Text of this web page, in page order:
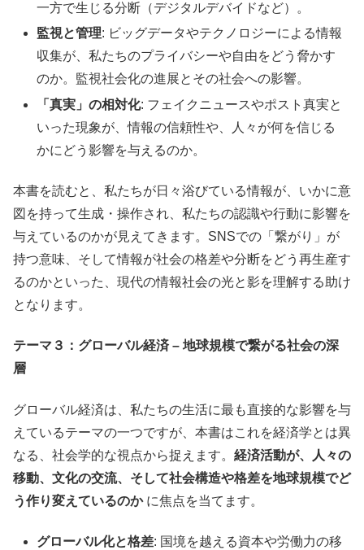
一方で生じる分断（デジタルデバイドなど）。
監視と管理: ビッグデータやテクノロジーによる情報
収集が、私たちのプライバシーや自由をどう脅かす
のか。監視社会化の進展とその社会への影響。
「真実」の相対化: フェイクニュースやポスト真実と
いった現象が、情報の信頼性や、人々が何を信じる
かにどう影響を与えるのか。
本書を読むと、私たちが日々浴びている情報が、いかに意
図を持って生成・操作され、私たちの認識や行動に影響を
与えているのかが見えてきます。SNSでの「繋がり」が
持つ意味、そして情報が社会の格差や分断をどう再生産す
るのかといった、現代の情報社会の光と影を理解する助け
となります。
テーマ３：グローバル経済 – 地球規模で繋がる社会の深
層
グローバル経済は、私たちの生活に最も直接的な影響を与
えているテーマの一つですが、本書はこれを経済学とは異
なる、社会学的な視点から捉えます。 経済活動が、人々の
移動、文化の交流、そして社会構造や格差を地球規模でど
う作り変えているのかに焦点を当てます。
グローバル化と格差: 国境を越える資本や労働力の移